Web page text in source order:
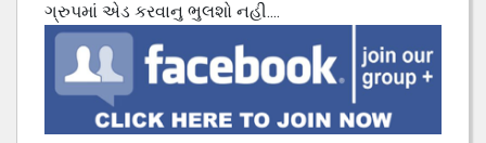
ગ્રુપમાં એડ કરવાનુ ભુલશો નહી....